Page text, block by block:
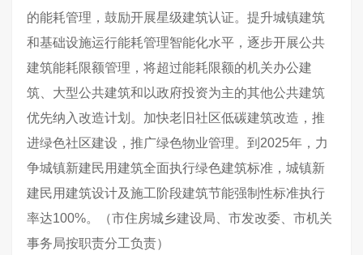
的能耗管理，鼓励开展星级建筑认证。提升城镇建筑
和基础设施运行能耗管理智能化水平，逐步开展公共
建筑能耗限额管理，将超过能耗限额的机关办公建
筑、大型公共建筑和以政府投资为主的其他公共建筑
优先纳入改造计划。加快老旧社区低碳建筑改造，推
进绿色社区建设，推广绿色物业管理。到2025年，力
争城镇新建民用建筑全面执行绿色建筑标准，城镇新
建民用建筑设计及施工阶段建筑节能强制性标准执行
率达100%。（市住房城乡建设局、市发改委、市机关
事务局按职责分工负责）